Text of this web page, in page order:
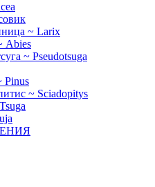
~ Larix
Abies
~ Pseudotsuga
Pinus
~ Sciadopitys